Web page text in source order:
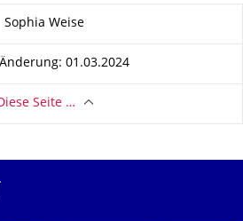
Sophia Weise
01.03.2024
Seite …